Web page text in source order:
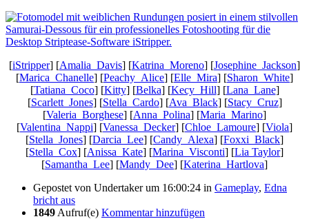
[iStripper] [Amalia_Davis] [Katrina_Moreno] [Josephine_Jackson]
[Marica_Chanelle] [Peachy_Alice] [Elle_Mira] [Sharon_White]
[Tatiana_Coco] [Kitty] [Belka] [Kecy_Hill] [Lana_Lane]
[Scarlett_Jones] [Stella_Cardo] [Ava_Black] [Stacy_Cruz]
[Valeria_Borghese] [Anna_Polina] [Maria_Marino]
[Valentina_Nappi] [Vanessa_Decker] [Chloe_Lamoure] [Viola]
[Stella_Jones] [Darcia_Lee] [Candy_Alexa] [Foxxi_Black]
[Stella_Cox] [Anissa_Kate] [Marina_Visconti] [Lia Taylor]
[Samantha_Lee] [Mandy_Dee] [Katerina_Hartlova]
Gepostet von Undertakerum 16:00:24 in Gameplay, Edna
bricht aus
1849 Aufruf(e) Kommentar hinzufügen